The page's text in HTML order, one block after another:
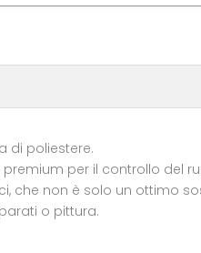
di poliestere.
per il controllo del
che non è solo un ottimo
o pittura.